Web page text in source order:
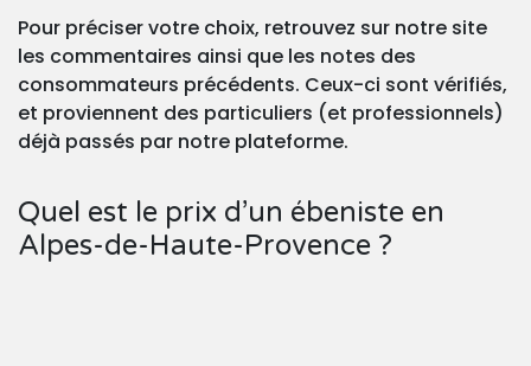
Pour préciser votre choix, retrouvez sur notre site
les commentaires ainsi que les notes des
consommateurs précédents. Ceux-ci sont vérifiés,
et proviennent des particuliers (et professionnels)
déjà passés par notre plateforme.
Quel est le prix d’un ébeniste en
Alpes-de-Haute-Provence ?